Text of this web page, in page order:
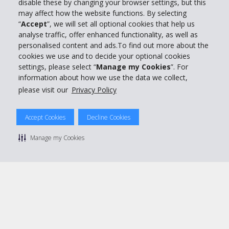
disable these by changing your browser settings, but this
may affect how the website functions. By selecting
“Accept”, we will set all optional cookies that help us
analyse traffic, offer enhanced functionality, as well as
personalised content and ads.To find out more about the
cookies we use and to decide your optional cookies
settings, please select “Manage my Cookies”. For
information about how we use the data we collect,
please visit our Privacy Policy
Accept Cookies Decline Cookies
Manage my Cookies
Customer Service
Prenota con Hertz
© 2026 The Hertz System, Inc.
Privacy Policy | Condizioni di Utilizzo |
Manage cookie preferences